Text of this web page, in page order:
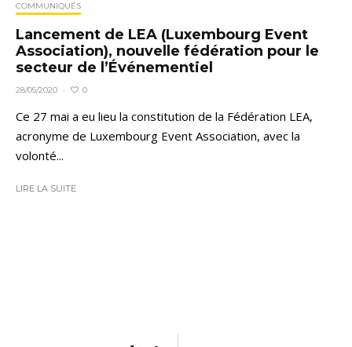
COMMUNIQUÉS
Lancement de LEA (Luxembourg Event
Association), nouvelle fédération pour le
secteur de l’Événementiel
28/05/2020 · 0
Ce 27 mai a eu lieu la constitution de la Fédération LEA,
acronyme de Luxembourg Event Association, avec la
volonté...
LIRE LA SUITE